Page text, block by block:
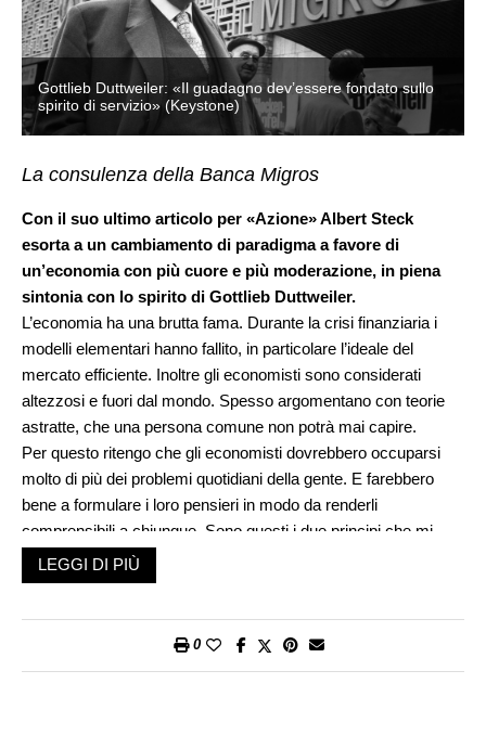
Gottlieb Duttweiler: «Il guadagno dev’essere fondato sullo
spirito di servizio» (Keystone)
La consulenza della Banca Migros
Con il suo ultimo articolo per «Azione» Albert Steck
esorta a un cambiamento di paradigma a favore di
un’economia con più cuore e più moderazione, in piena
sintonia con lo spirito di Gottlieb Duttweiler.
L’economia ha una brutta fama. Durante la crisi finanziaria i
modelli elementari hanno fallito, in particolare l’ideale del
mercato efficiente. Inoltre gli economisti sono considerati
altezzosi e fuori dal mondo. Spesso argomentano con teorie
astratte, che una persona comune non potrà mai capire.
Per questo ritengo che gli economisti dovrebbero occuparsi
molto di più dei problemi quotidiani della gente. E farebbero
bene a formulare i loro pensieri in modo da renderli
comprensibili a chiunque. Sono questi i due principi che mi
hanno ispirato nei miei articoli per «Azione»: riferimento alla
pratica invece della pura teoria, ragionamenti perfettamente
LEGGI DI PIÙ
0